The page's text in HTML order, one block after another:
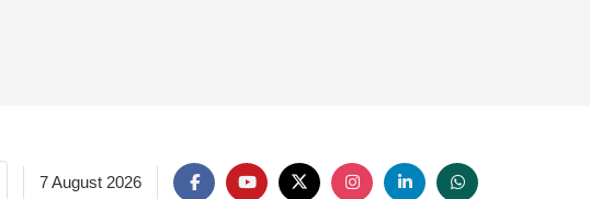
7 August 2026